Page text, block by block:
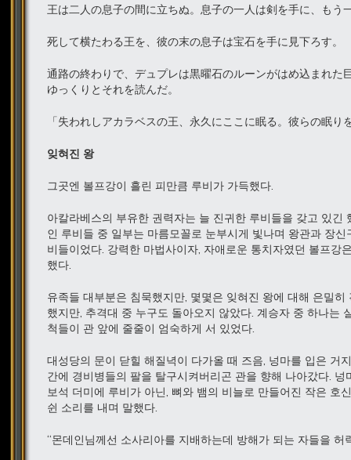
王は二人の息子の間に立ちぬ。息子の一人は剣を手に、もう
死して横たわる王を、彼の末の息子は宝石を手に見下ろす。
通路の終わりで、デュプレは黒曜石のルーンがはめ込まれ
ゆっくりとそれを読んだ。
「失われしアカラベスの王、永久にここに眠る。彼らの眠
잊혀진 왕
그곳엔 볼프강이 흘린 피만큼 루비가 가득했다.
아칼라베스의 부유한 권력자는 늘 진귀한 루비들을 갖고 있
인 루비들 중 일부는 마름모꼴로 눈부시게 빛나며 왕관과 장
비들이었다. 강력한 마법사이자, 자애로운 통치자였던 볼프
했다.
유족들 대부분은 침묵했지만, 몇몇은 잊혀진 왕에 대해 은밀
했지만, 추격대 중 누구도 돌아오지 않았다. 계승자 중 하나는
척들이 관 앞에 줄줄이 엄숙하게 서 있었다.
대성당의 문이 닫힐 해질녁이 다가올 때 즈음, 넝마를 입은 거
간에 경비병들의 팔을 탈구시켜버리곤 관을 향해 나아갔다.
보석 더미에 루비가 아닌, 뼈와 뱀의 비늘로 만들어진 작은
쉰 소리를 내며 말했다.
“몬데인님께선 소사리아를 지배하는데 방해가 되는 자들을 허